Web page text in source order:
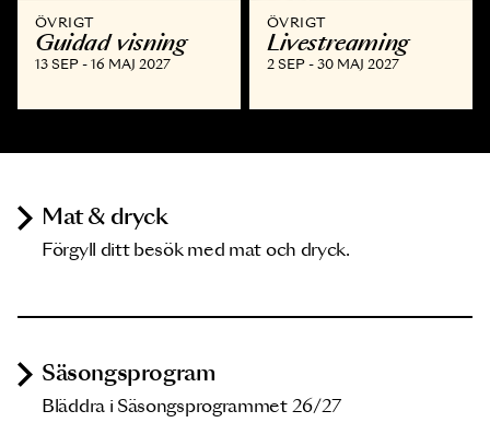
ÖVRIGT
Guidad visning
13 SEP - 16 MAJ 2027
ÖVRIGT
Livestreaming
2 SEP - 30 MAJ 2027
Mat & dryck
Förgyll ditt besök med mat och dryck.
Säsongsprogram
Bläddra i Säsongsprogrammet 26/27